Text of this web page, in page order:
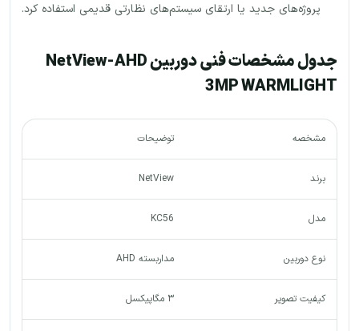
پروژه‌های جدید یا ارتقای سیستم‌های نظارتی قدیمی استفاده کرد.
جدول مشخصات فنی دوربین NetView-AHD
3MP WARMLIGHT
مشخصه توضیحات
برند NetView
مدل KC56
نوع دوربین مداربسته AHD
کیفیت تصویر ۳ مگاپیکسل